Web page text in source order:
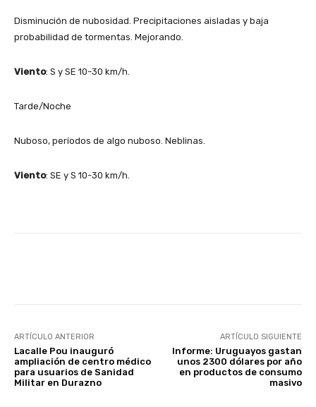
Disminución de nubosidad. Precipitaciones aisladas y baja
probabilidad de tormentas. Mejorando.
Viento: S y SE 10-30 km/h.
Tarde/Noche
Nuboso, períodos de algo nuboso. Neblinas.
Viento: SE y S 10-30 km/h.
ARTÍCULO ANTERIOR
Lacalle Pou inauguró
ampliación de centro médico
para usuarios de Sanidad
Militar en Durazno
ARTÍCULO SIGUIENTE
Informe: Uruguayos gastan
unos 2300 dólares por año
en productos de consumo
masivo